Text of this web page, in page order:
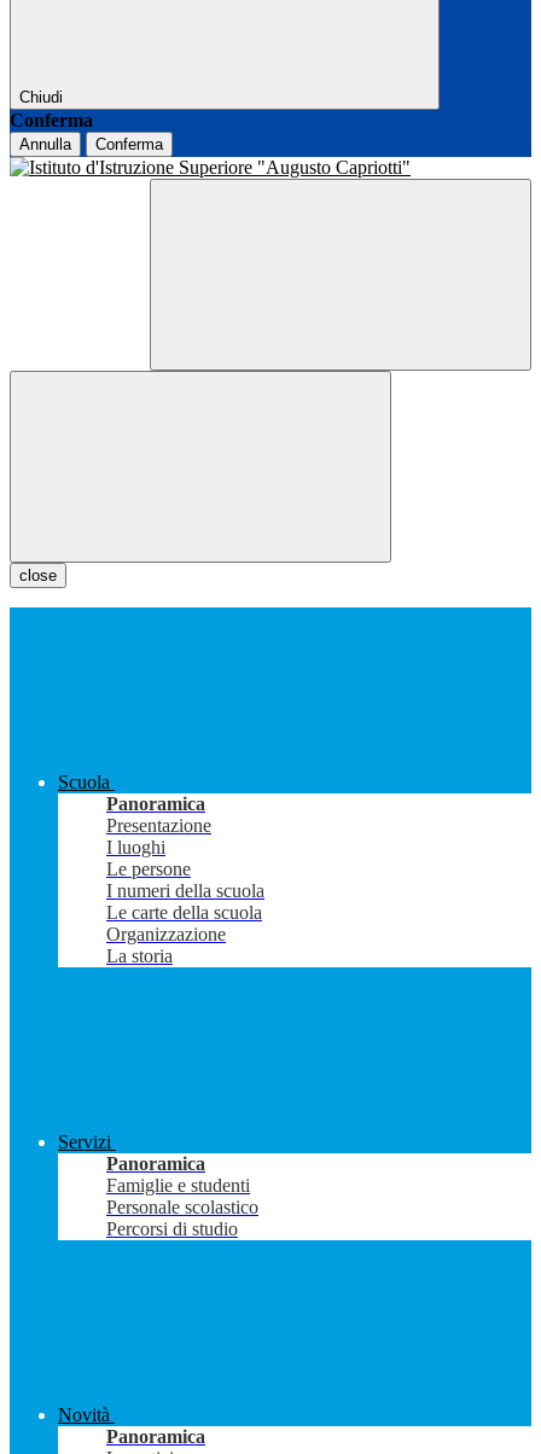
Chiudi
Conferma
Annulla Conferma
close
Scuola
Panoramica
Presentazione
I luoghi
Le persone
I numeri della scuola
Le carte della scuola
Organizzazione
La storia
Servizi
Panoramica
Famiglie e studenti
Personale scolastico
Percorsi di studio
Novità
Panoramica